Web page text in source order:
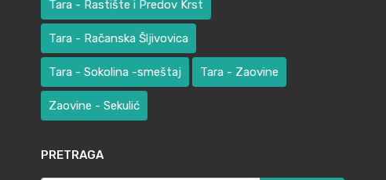
Tara - Rastište i Predov Krst
Tara - Račanska Šljivovica
Tara - Sokolina -smeštaj Tara - Zaovine
Zaovine - Sekulić
PRETRAGA